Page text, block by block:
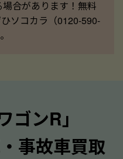
合があります！無料
ソコカラ（0120-590-
ゴンR｣
事故車買取